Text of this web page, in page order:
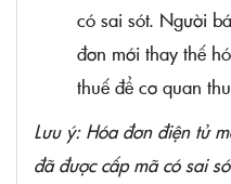
có sai sót. Người
đơn mới thay thế
thuế để cơ quan
Lưu ý: Hóa đơn điện tử
đã được cấp mã có sai